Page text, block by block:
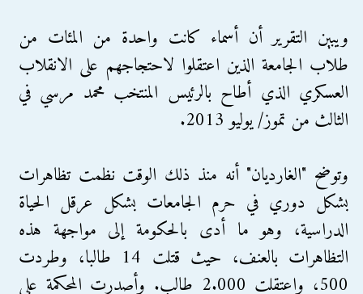
ويبين التقرير أن أسماء كانت واحدة من المئات من
طلاب الجامعة الذين اعتقلوا لاحتجاجهم على الانقلاب
العسكري الذي أطاح بالرئيس المنتخب محمد مرسي في
الثالث من تموز/ يوليو 2013.
وتوضح "الغارديان" أنه منذ ذلك الوقت نظمت تظاهرات
بشكل دوري في حرم الجامعات بشكل عرقل الحياة
الدراسية، وهو ما أدى بالحكومة إلى مواجهة هذه
التظاهرات بالعنف، حيث قتلت 14 طالبا، وطردت
500، واعتقلت 2.000 طالب. وأصدرت المحكمة على